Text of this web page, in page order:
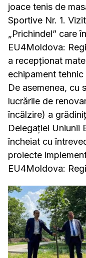
joace tenis de
Sportive Nr. 1.
„Prichindel” care
EU4Moldova:
a recepționat
echipament
De asemenea, cu
lucrările de
încălzire) a
Delegației Uniunii
încheiat cu
proiecte
EU4Moldova: